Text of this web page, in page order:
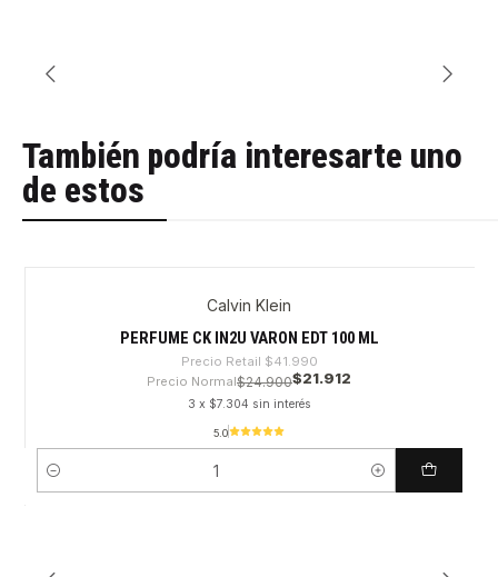
También podría interesarte uno
de estos
Calvin Klein
PERFUME CK IN2U VARON EDT 100 ML
Precio Retail $41.990
Precio Normal$24.900$21.912
3 x $7.304 sin interés
5.0
Cantidad